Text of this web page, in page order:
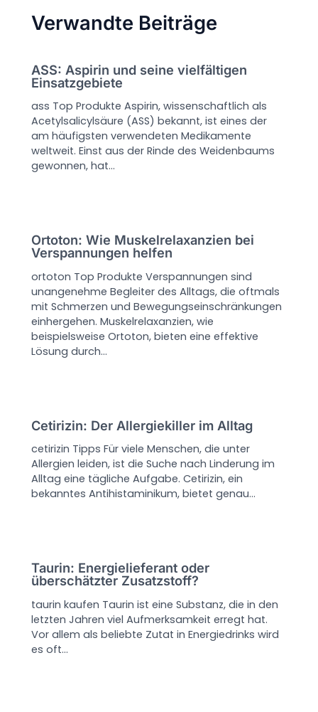
Verwandte Beiträge
ASS: Aspirin und seine vielfältigen
Einsatzgebiete
ass Top Produkte Aspirin, wissenschaftlich als
Acetylsalicylsäure (ASS) bekannt, ist eines der
am häufigsten verwendeten Medikamente
weltweit. Einst aus der Rinde des Weidenbaums
gewonnen, hat…
Ortoton: Wie Muskelrelaxanzien bei
Verspannungen helfen
ortoton Top Produkte Verspannungen sind
unangenehme Begleiter des Alltags, die oftmals
mit Schmerzen und Bewegungseinschränkungen
einhergehen. Muskelrelaxanzien, wie
beispielsweise Ortoton, bieten eine effektive
Lösung durch…
Cetirizin: Der Allergiekiller im Alltag
cetirizin Tipps Für viele Menschen, die unter
Allergien leiden, ist die Suche nach Linderung im
Alltag eine tägliche Aufgabe. Cetirizin, ein
bekanntes Antihistaminikum, bietet genau…
Taurin: Energielieferant oder
überschätzter Zusatzstoff?
taurin kaufen Taurin ist eine Substanz, die in den
letzten Jahren viel Aufmerksamkeit erregt hat.
Vor allem als beliebte Zutat in Energiedrinks wird
es oft…